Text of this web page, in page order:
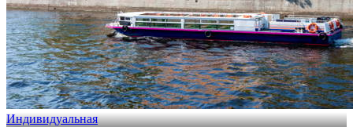
Индивидуальная